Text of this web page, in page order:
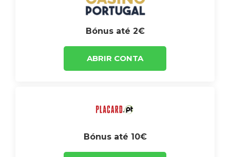
Bónus até 2€
ABRIR CONTA
Bónus até 10€